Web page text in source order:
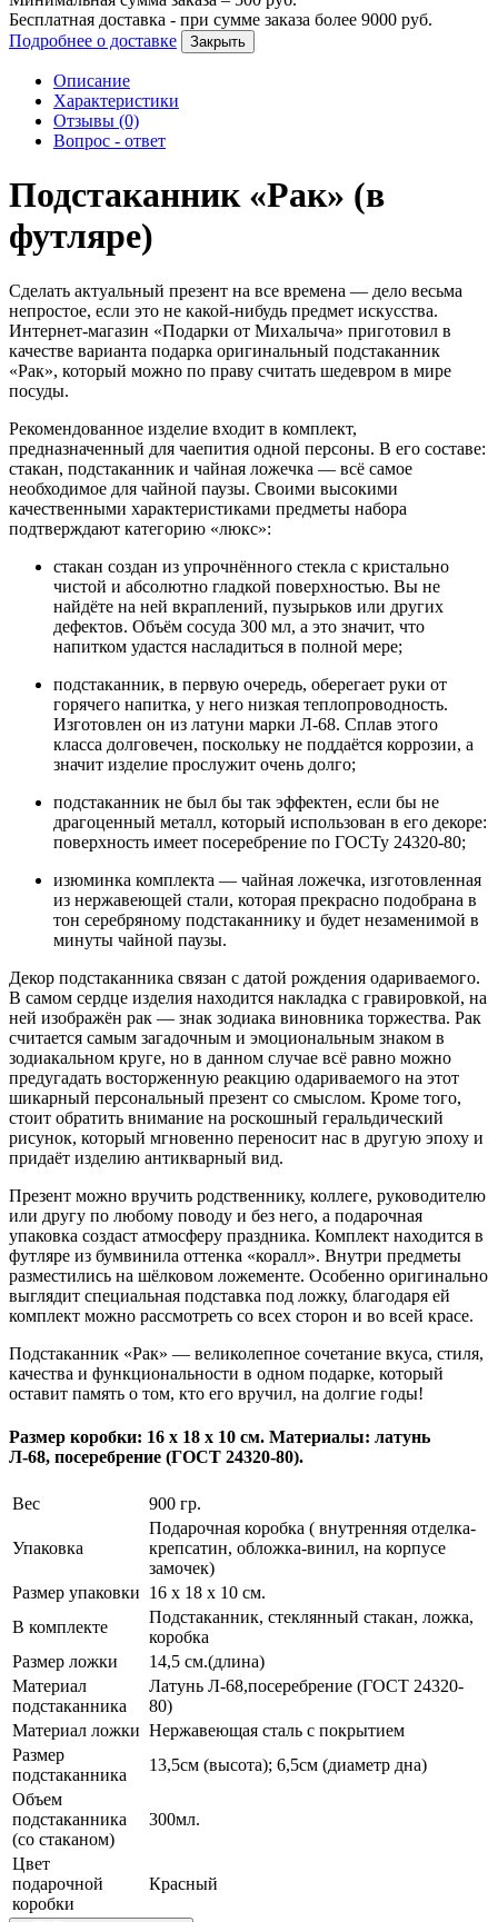
Бесплатная доставка - при сумме заказа более 9000 руб.
Подробнее о доставке
Закрыть
Описание
Характеристики
Отзывы (0)
Вопрос - ответ
Подстаканник «Рак» (в
футляре)
Сделать актуальный презент на все времена — дело весьма
непростое, если это не какой-нибудь предмет искусства.
Интернет-магазин «Подарки от Михалыча» приготовил в
качестве варианта подарка оригинальный подстаканник
«Рак», который можно по праву считать шедевром в мире
посуды.
Рекомендованное изделие входит в комплект,
предназначенный для чаепития одной персоны. В его составе:
стакан, подстаканник и чайная ложечка — всё самое
необходимое для чайной паузы. Своими высокими
качественными характеристиками предметы набора
подтверждают категорию «люкс»:
стакан создан из упрочнённого стекла с кристально
чистой и абсолютно гладкой поверхностью. Вы не
найдёте на ней вкраплений, пузырьков или других
дефектов. Объём сосуда 300 мл, а это значит, что
напитком удастся насладиться в полной мере;
подстаканник, в первую очередь, оберегает руки от
горячего напитка, у него низкая теплопроводность.
Изготовлен он из латуни марки Л-68. Сплав этого
класса долговечен, поскольку не поддаётся коррозии, а
значит изделие прослужит очень долго;
подстаканник не был бы так эффектен, если бы не
драгоценный металл, который использован в его декоре:
поверхность имеет посеребрение по ГОСТу 24320-80;
изюминка комплекта — чайная ложечка, изготовленная
из нержавеющей стали, которая прекрасно подобрана в
тон серебряному подстаканнику и будет незаменимой в
минуты чайной паузы.
Декор подстаканника связан с датой рождения одариваемого.
В самом сердце изделия находится накладка с гравировкой, на
ней изображён рак — знак зодиака виновника торжества. Рак
считается самым загадочным и эмоциональным знаком в
зодиакальном круге, но в данном случае всё равно можно
предугадать восторженную реакцию одариваемого на этот
шикарный персональный презент со смыслом. Кроме того,
стоит обратить внимание на роскошный геральдический
рисунок, который мгновенно переносит нас в другую эпоху и
придаёт изделию антикварный вид.
Презент можно вручить родственнику, коллеге, руководителю
или другу по любому поводу и без него, а подарочная
упаковка создаст атмосферу праздника. Комплект находится в
футляре из бумвинила оттенка «коралл». Внутри предметы
разместились на шёлковом ложементе. Особенно оригинально
выглядит специальная подставка под ложку, благодаря ей
комплект можно рассмотреть со всех сторон и во всей красе.
Подстаканник «Рак» — великолепное сочетание вкуса, стиля,
качества и функциональности в одном подарке, который
оставит память о том, кто его вручил, на долгие годы!
Размер коробки: 16 x 18 x 10 см. Материалы: латунь
Л-68, посеребрение (ГОСТ 24320-80).
Вес 900 гр.
Упаковка
Подарочная коробка ( внутренняя отделка-
крепсатин, обложка-винил, на корпусе
замочек)
Размер упаковки 16 x 18 x 10 см.
В комплекте
Подстаканник, стеклянный стакан, ложка,
коробка
Размер ложки
14,5 см.(длина)
Материал
подстаканника
Латунь Л-68,посеребрение (ГОСТ 24320-
80)
Материал ложки Нержавеющая сталь с покрытием
Размер
подстаканника
13,5см (высота); 6,5cм (диаметр дна)
Объем
подстаканника
(со стаканом)
300мл.
Цвет
подарочной
коробки
Красный